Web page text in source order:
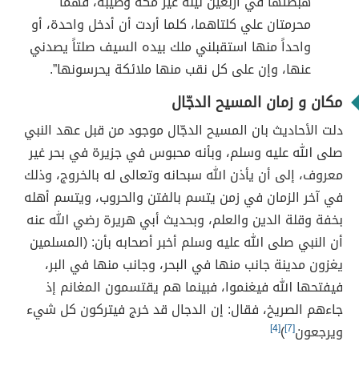
محرمتان علي كلتاهما، كلما أردت أن أدخل واحدة، أو
واحداً منها استقبلني ملك بيده السيف صلتاً يصدني
عنها، وإن على كل نقب منها ملائكة يحرسونها”.
مكان و زمان المسيح الدجّال
دلت الأحاديث بان المسيح الدجّال موجود من قبل عهد النبي
صلى الله عليه وسلم، وبأنه محبوس في جزيرة في بحر غير
معروف، إلى أن يأذن الله سبحانه وتعالى له بالخروج، وذلك
في آخر الزمان في زمن يتسم بالفتن والحروب، ويتسم أهله
بخفة وقلة الدين والعلم، وبحديث أبي هريرة رضي الله عنه
أن النبي صلى الله عليه وسلم أخبر أصحابه بأن: (المسلمين
يغزون مدينة جانب منها في البحر، وجانب منها في البر،
فيفتحها الله فيغنموا، فبينما هم يقتسمون المغانم إذ
جاءهم الصريخ، فقال: إن الدجال قد خرج فيتركون كل شيء
ويرجعون[7]
)
[4]